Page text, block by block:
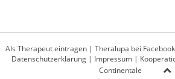
Als Therapeut eintragen | Theralupa bei Facebook
Datenschutzerklärung| Impressum|
Continentale